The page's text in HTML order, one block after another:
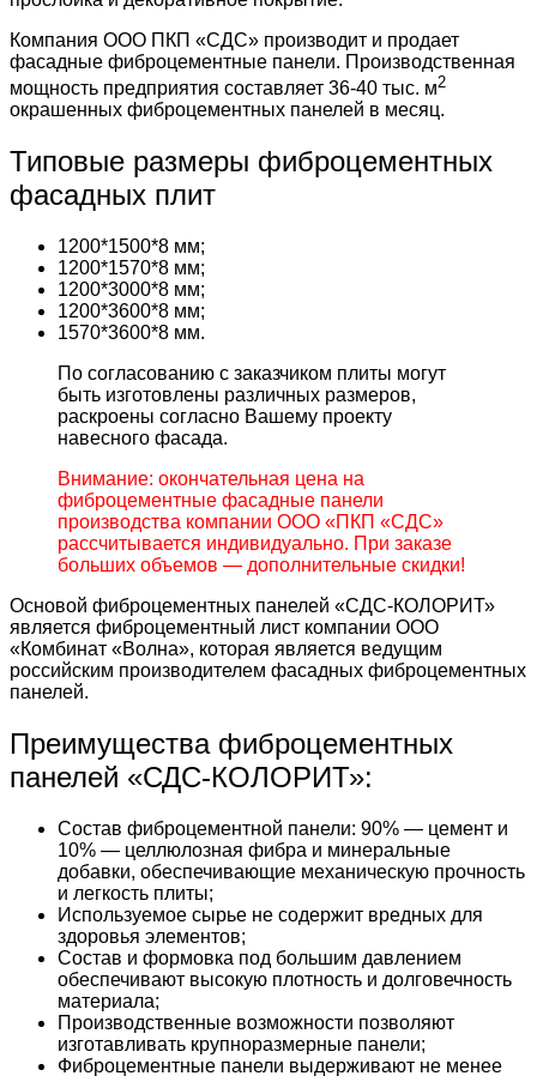
Компания ООО ПКП «СДС» производит и продает
фасадные фиброцементные панели. Производственная
мощность предприятия составляет 36-40 тыс. м2
окрашенных фиброцементных панелей в месяц.
Типовые размеры фиброцементных
фасадных плит
1200*1500*8 мм;
1200*1570*8 мм;
1200*3000*8 мм;
1200*3600*8 мм;
1570*3600*8 мм.
По согласованию с заказчиком плиты могут
быть изготовлены различных размеров,
раскроены согласно Вашему проекту
навесного фасада.
Внимание: окончательная цена на
фиброцементные фасадные панели
производства компании ООО «ПКП «СДС»
рассчитывается индивидуально. При заказе
больших объемов — дополнительные скидки!
Основой фиброцементных панелей «СДС-КОЛОРИТ»
является фиброцементный лист компании ООО
«Комбинат «Волна», которая является ведущим
российским производителем фасадных фиброцементных
панелей.
Преимущества фиброцементных
панелей «СДС-КОЛОРИТ»:
Состав фиброцементной панели: 90% — цемент и
10% — целлюлозная фибра и минеральные
добавки, обеспечивающие механическую прочность
и легкость плиты;
Используемое сырье не содержит вредных для
здоровья элементов;
Состав и формовка под большим давлением
обеспечивают высокую плотность и долговечность
материала;
Производственные возможности позволяют
изготавливать крупноразмерные панели;
Фиброцементные панели выдерживают не менее